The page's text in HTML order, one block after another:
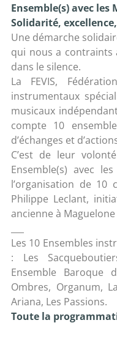
Ensemble(s) avec les
Solidarité,
Une démarche
qui nous a contraints
dans le silence.
La FEVIS,
instrumentaux
musicaux
compte 10
d’échanges et
C’est de leur
Ensemble(s) avec
l’organisation de 10
Philippe Leclant,
ancienne à
Les 10 Ensembles
: Les
Ensemble Baroque
Ombres, Organum,
Ariana, Les Passions.
Toute la